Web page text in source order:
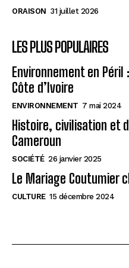
Cameroun : Évolution
économiques
Mondiale
surmonter
AfricaCoeurNews
Cameroun : Évolution
économiques
Mondiale
surmonter
AfricaCoeurNews
ORAISON 31 juillet 2026
LES PLUS POPULAIRES
Environnement en
Côte d’Ivoire
ENVIRONNEMENT 7 mai 2024
Histoire, civilisation et
Cameroun
SOCIÉTÉ 26 janvier 2025
Le Mariage Coutumier
CULTURE 15 décembre 2024